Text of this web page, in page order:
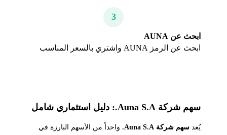
3
ابحث عن AUNA
ابحث عن الرمز AUNA واشتري بالسعر المناسب
سهم شركة Auna S.A.: دليل استثماري شامل
يُعد سهم شركة Auna S.A.
واحداً من الأسهم البارزة في